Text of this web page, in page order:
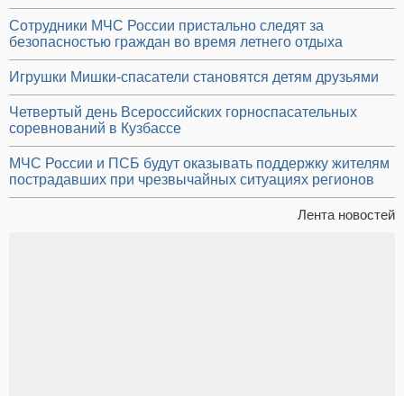
Сотрудники МЧС России пристально следят за
безопасностью граждан во время летнего отдыха
Игрушки Мишки-спасатели становятся детям друзьями
Четвертый день Всероссийских горноспасательных
соревнований в Кузбассе
МЧС России и ПСБ будут оказывать поддержку жителям
пострадавших при чрезвычайных ситуациях регионов
Лента новостей